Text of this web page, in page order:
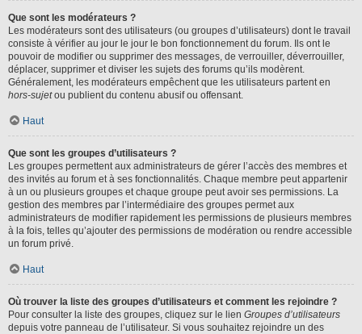
Que sont les modérateurs ?
Les modérateurs sont des utilisateurs (ou groupes d’utilisateurs) dont le travail
consiste à vérifier au jour le jour le bon fonctionnement du forum. Ils ont le
pouvoir de modifier ou supprimer des messages, de verrouiller, déverrouiller,
déplacer, supprimer et diviser les sujets des forums qu’ils modèrent.
Généralement, les modérateurs empêchent que les utilisateurs partent en
hors-sujetou publient du contenu abusif ou offensant.
Haut
Que sont les groupes d’utilisateurs ?
Les groupes permettent aux administrateurs de gérer l’accès des membres et
des invités au forum et à ses fonctionnalités. Chaque membre peut appartenir
à un ou plusieurs groupes et chaque groupe peut avoir ses permissions. La
gestion des membres par l’intermédiaire des groupes permet aux
administrateurs de modifier rapidement les permissions de plusieurs membres
à la fois, telles qu’ajouter des permissions de modération ou rendre accessible
un forum privé.
Haut
Où trouver la liste des groupes d’utilisateurs et comment les rejoindre ?
Pour consulter la liste des groupes, cliquez sur le lien Groupes d’utilisateurs
depuis votre panneau de l’utilisateur. Si vous souhaitez rejoindre un des